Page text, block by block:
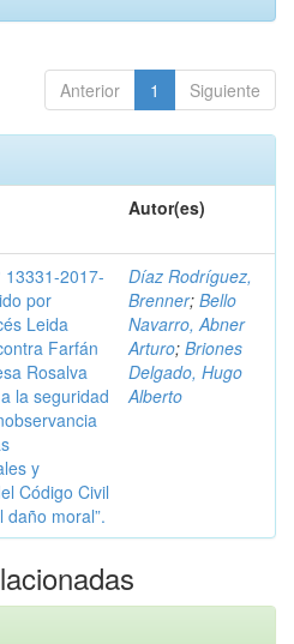
Anterior 1 Siguiente
Autor(es)
13331-2017-
por
Leida
Farfán
Rosalva
la seguridad
y
Código Civil
daño moral”.
Díaz Rodríguez,
Brenner; Bello
Navarro, Abner
Arturo; Briones
Delgado, Hugo
Alberto